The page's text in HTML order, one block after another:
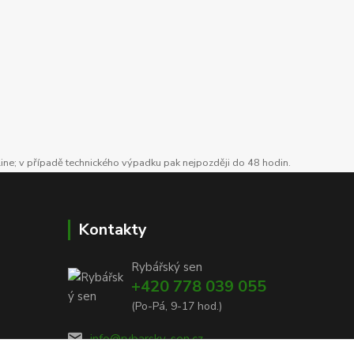
v případě technického výpadku pak nejpozději do 48 hodin.
Kontakty
Rybářský sen
+420 778 039 055
(Po-Pá, 9-17 hod.)
info@rybarsky-sen.cz